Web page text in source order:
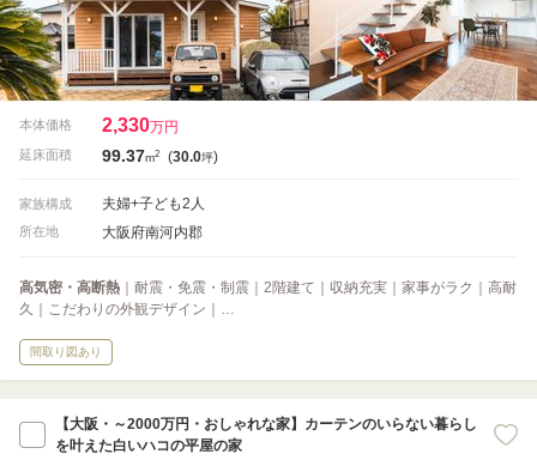
本体価格 2,330万円
延床面積 99.37m2 (30.0坪)
家族構成 夫婦+子ども2人
所在地 大阪府南河内郡
高気密・高断熱 ｜耐震・免震・制震｜2階建て｜収納充実｜家事がラク｜高耐
久｜こだわりの外観デザイン｜…
間取り図あり
【大阪・～2000万円・おしゃれな家】カーテンのいらない暮らし
を叶えた白いハコの平屋の家